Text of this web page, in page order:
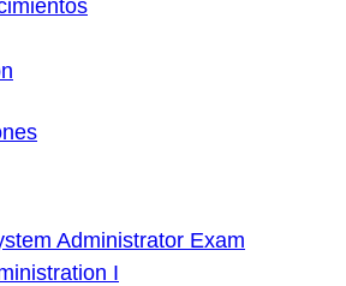
Administrator Exam
I